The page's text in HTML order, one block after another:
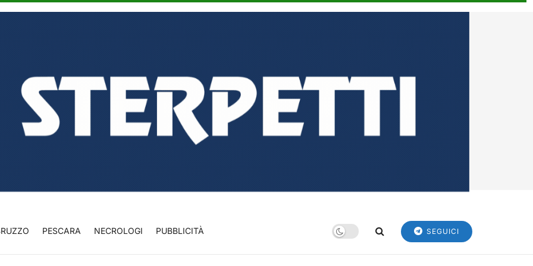
PESCARA NECROLOGI PUBBLICITÀ SEGUICI